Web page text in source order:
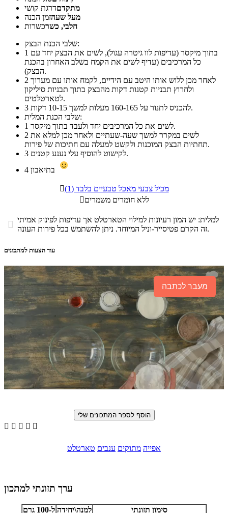
מתקדםדרגת קושי
מעל שעהזמן הכנה
חלבי, כשרכשרות
שלבי הכנת הבצק:
1
כל המרכיבים (עדיף לשים את הקמח בשלב האחרון בהכנת
הבצק).
2
ולחרוץ תבניות קטנות דקות מהבצק בתוך תבניות סיליקון
לטארטלטים.
3
להכניס לתנור על 160-165 מעלות למשך 10-15 דקות.
שלבי הכנת המלית:
1
לשים את כל המרכיבים יחד ולעבד בתוך מיקסר.
2
תחתיות הבצק המוכנות ולקשט למעלה עם חתיכות של פירות.
3
לקישוט להוסיף עלי נענע קטנים.
4

מכיל צבעי מאכל טבעיים בלבד (1)
ללא חומרים משמרים
 למלית: יש המון רעיונות למילוי הטארטלט אך עדיפות לפינוק אמיתי
זה הקרם פטיסייר-וניל המיוחד. ניתן להשתמש בכל פירות העונה.
עוד הצעות למתכונים
מעבר לכתבה
    
אפייה מתוקים ענבים טארטלט
ערך תזונתי למתכון
סימון תזונתי למנה\יחידה ל-100 גרם